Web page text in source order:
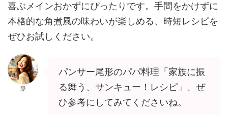
喜ぶメインおかずにぴったりです。手間をかけずに
本格的な角煮風の味わいが楽しめる、時短レシピを
ぜひお試しください。
愛
パンサー尾形のパパ料理「家族に振
る舞う、サンキュー！レシピ」、ぜ
ひ参考にしてみてくださいね。